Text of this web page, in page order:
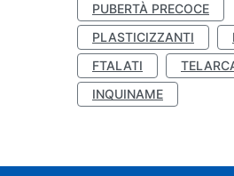
PUBERTÀ PRECOCE
PLASTICIZZANTI
FTALATI
INQUINAME